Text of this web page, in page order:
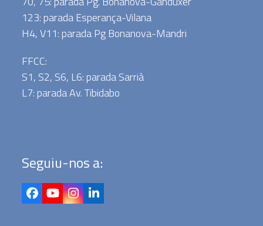
123: parada Esperança-Vilana
H4, V11: parada Pg Bonanova-Mandri
FFCC:
S1, S2, S6, L6: parada Sarrià
L7: parada Av. Tibidabo
Seguiu-nos a:
Facebook
YouTubeInstagram
LinkedIn